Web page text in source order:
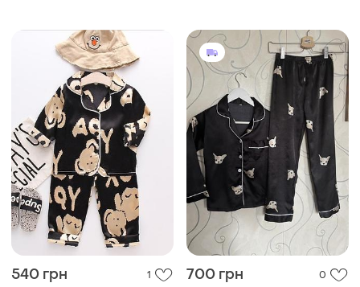
540 грн 1 700 грн 0